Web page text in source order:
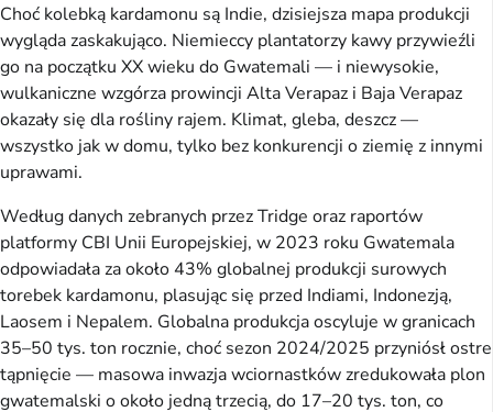
Choć kolebką kardamonu są Indie, dzisiejsza mapa produkcji
wygląda zaskakująco. Niemieccy plantatorzy kawy przywieźli
go na początku XX wieku do Gwatemali — i niewysokie,
wulkaniczne wzgórza prowincji Alta Verapaz i Baja Verapaz
okazały się dla rośliny rajem. Klimat, gleba, deszcz —
wszystko jak w domu, tylko bez konkurencji o ziemię z innymi
uprawami.
Według danych zebranych przez Tridge oraz raportów
platformy CBI Unii Europejskiej, w 2023 roku Gwatemala
odpowiadała za około 43% globalnej produkcji surowych
torebek kardamonu, plasując się przed Indiami, Indonezją,
Laosem i Nepalem. Globalna produkcja oscyluje w granicach
35–50 tys. ton rocznie, choć sezon 2024/2025 przyniósł ostre
tąpnięcie — masowa inwazja wciornastków zredukowała plon
gwatemalski o około jedną trzecią, do 17–20 tys. ton, co